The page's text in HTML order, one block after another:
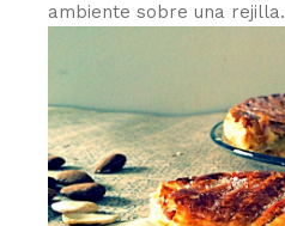
ambiente sobre una rejilla.